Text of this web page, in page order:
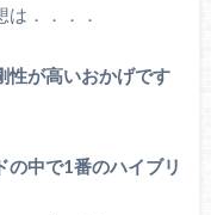
．．．．
性が高いおかげです
の中で1番のハイブリ